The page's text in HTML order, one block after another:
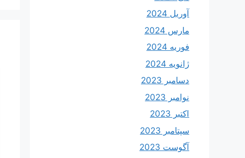
آوریل 2024
مارس 2024
فوریه 2024
ژانویه 2024
دسامبر 2023
نوامبر 2023
اکتبر 2023
سپتامبر 2023
آگوست 2023